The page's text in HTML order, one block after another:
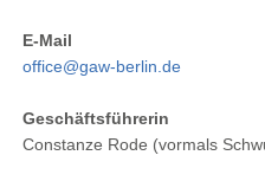
E-Mail
office@gaw-berlin.de
Geschäftsführerin
Constanze Rode (vormals